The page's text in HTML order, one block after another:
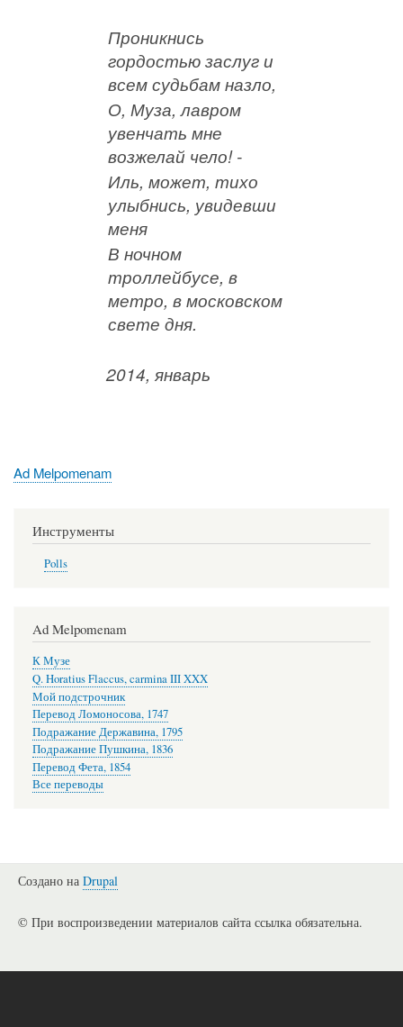
Проникнись
гордостью заслуг и
всем судьбам назло,
О, Муза, лавром
увенчать мне
возжелай чело! -
Иль, может, тихо
улыбнись, увидевши
меня
В ночном
троллейбусе, в
метро, в московском
свете дня.
2014, январь
Термин
таксономии
Ad Melpomenam
Инструменты
Polls
Ad Melpomenam
К Музе
Q. Horatius Flaccus, carmina III XXX
Мой подстрочник
Перевод Ломоносова, 1747
Подражание Державина, 1795
Подражание Пушкина, 1836
Перевод Фета, 1854
Все переводы
Создано на Drupal
© При воспроизведении материалов сайта ссылка обязательна.